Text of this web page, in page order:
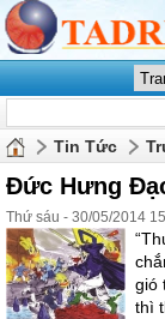
Tin Tức
Đức Hưng
Thứ sáu - 30/05/2014
gió
thì